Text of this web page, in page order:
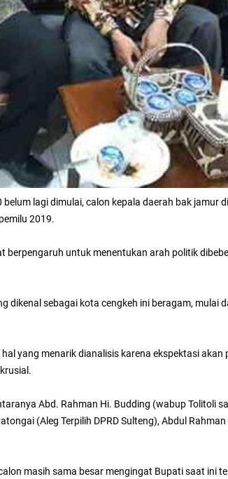
lagi dimulai, calon kepala daerah bak jamur
2019.
berpengaruh untuk menentukan arah politik
dikenal sebagai kota cengkeh ini beragam, mulai
yang menarik dianalisis karena ekspektasi
Abd. Rahman Hi. Budding (wabup Tolitoli
(Aleg Terpilih DPRD Sulteng), Abdul
masih sama besar mengingat Bupati saat ini